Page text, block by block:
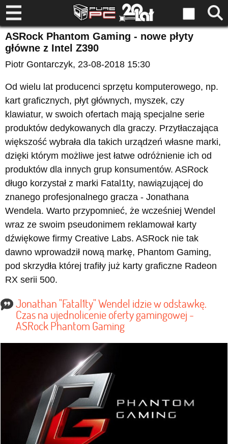
ASRock Phantom Gaming - nowe płyty
główne z Intel Z390
Piotr Gontarczyk, 23-08-2018 15:30
Od wielu lat producenci sprzętu komputerowego, np.
kart graficznych, płyt głównych, myszek, czy
klawiatur, w swoich ofertach mają specjalne serie
produktów dedykowanych dla graczy. Przytłaczająca
większość wybrała dla takich urządzeń własne marki,
dzięki którym możliwe jest łatwe odróżnienie ich od
produktów dla innych grup konsumentów. ASRock
długo korzystał z marki Fatal1ty, nawiązującej do
znanego profesjonalnego gracza - Jonathana
Wendela. Warto przypomnieć, że wcześniej Wendel
wraz ze swoim pseudonimem reklamował karty
dźwiękowe firmy Creative Labs. ASRock nie tak
dawno wprowadził nową markę, Phantom Gaming,
pod skrzydła której trafiły już karty graficzne Radeon
RX serii 500.
Jonathan "Fatal1ty" Wendel idzie w odstawkę.
Czas na ujednolicenie oferty gamingowej -
ASRock Phantom Gaming